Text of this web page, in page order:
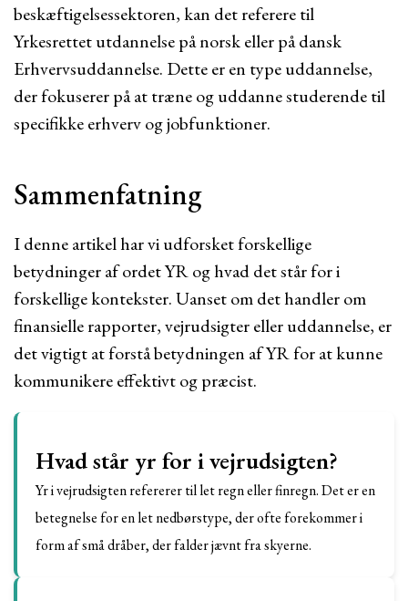
beskæftigelsessektoren, kan det referere til
Yrkesrettet utdannelse på norsk eller på dansk
Erhvervsuddannelse. Dette er en type uddannelse,
der fokuserer på at træne og uddanne studerende til
specifikke erhverv og jobfunktioner.
Sammenfatning
I denne artikel har vi udforsket forskellige
betydninger af ordet YR og hvad det står for i
forskellige kontekster. Uanset om det handler om
finansielle rapporter, vejrudsigter eller uddannelse, er
det vigtigt at forstå betydningen af YR for at kunne
kommunikere effektivt og præcist.
Hvad står yr for i vejrudsigten?
Yr i vejrudsigten refererer til let regn eller finregn. Det er en
betegnelse for en let nedbørstype, der ofte forekommer i
form af små dråber, der falder jævnt fra skyerne.